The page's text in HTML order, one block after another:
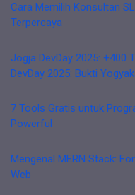
Cara Memilih Konsultan
Terpercaya
Jogja DevDay 2025: +400
DevDay 2025: Bukti
7 Tools Gratis untuk
Powerful
Mengenal MERN Stack:
Web